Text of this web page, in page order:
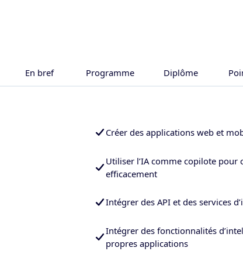
En bref Programme Diplôme
Créer des applications web et
Utiliser l’IA comme copilote pour
efficacement
Intégrer des API et des services
Intégrer des fonctionnalités
propres applications